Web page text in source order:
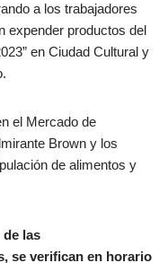
a los trabajadores
expender productos del
en Ciudad Cultural y
el Mercado de
Brown y los
de alimentos y
las
se verifican en horario